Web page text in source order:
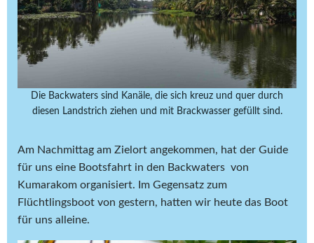
Die Backwaters sind Kanäle, die sich kreuz und quer durch
diesen Landstrich ziehen und mit Brackwasser gefüllt sind.
Am Nachmittag am Zielort angekommen, hat der Guide
für uns eine Bootsfahrt in den Backwaters von
Kumarakom organisiert. Im Gegensatz zum
Flüchtlingsboot von gestern, hatten wir heute das Boot
für uns alleine.